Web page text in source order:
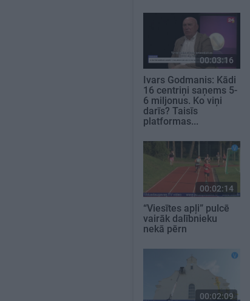
00:03:16
Ivars Godmanis: Kādi
16 centriņi saņems 5-
6 miljonus. Ko viņi
darīs? Taisīs
platformas...
00:02:14
“Viesītes apļi” pulcē
vairāk dalībnieku
nekā pērn
00:02:09